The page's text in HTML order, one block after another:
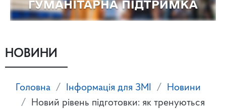
НОВИНИ
Головна Інформація для ЗМІ
Новини
Новий рівень підготовки: як тренуються